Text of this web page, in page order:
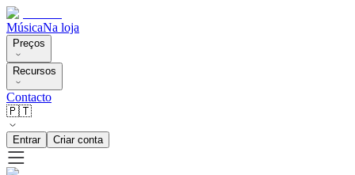
MúsicaNa loja
Preços
Recursos
Contacto
🇵🇹
Entrar Criar conta